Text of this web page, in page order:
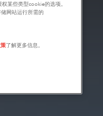
某些类型cookie的选项。
网站运行所需的
了解更多信息。